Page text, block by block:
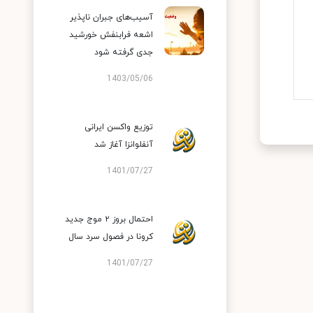
آسیب‌های جبران ناپذیر
اشعه فرابنفش خورشید
جدی گرفته شود
1403/05/06
توزیع واکسن ایرانی
آنفلوانزا آغاز شد
1401/07/27
احتمال بروز ۲ موج جدید
کرونا در فصول سرد سال
1401/07/27